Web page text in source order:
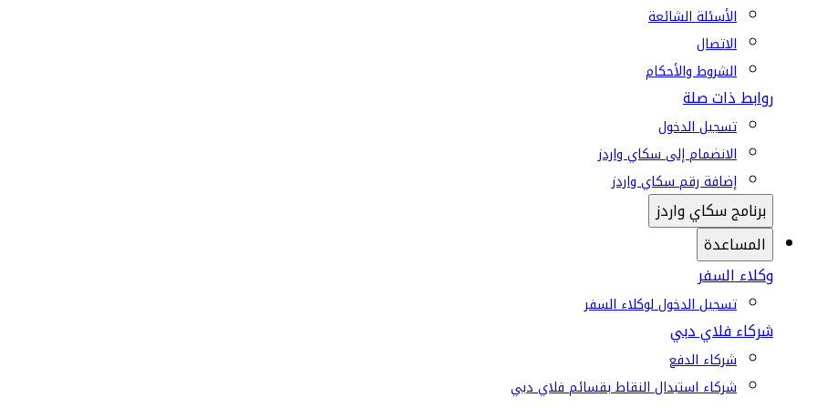
الأسئلة الشائعة
الاتصال
الشروط والأحكام
روابط ذات صلة
تسجيل الدخول
الانضمام إلى سكاي واردز
إضافة رقم سكاي واردز
برنامج سكاي واردز
المساعدة
وكلاء السفر
تسجيل الدخول لوكلاء السفر
شركاء فلاي دبي
شركاء الدفع
شركاء استبدال النقاط بقسائم فلاي دبي